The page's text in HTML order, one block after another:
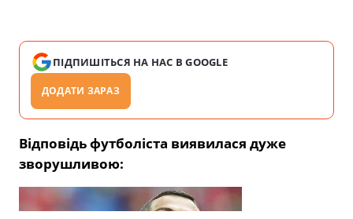
ПІДПИШІТЬСЯ НА НАС В GOOGLE
ДОДАТИ ЗАРАЗ
Відповідь футболіста виявилася дуже
зворушливою: